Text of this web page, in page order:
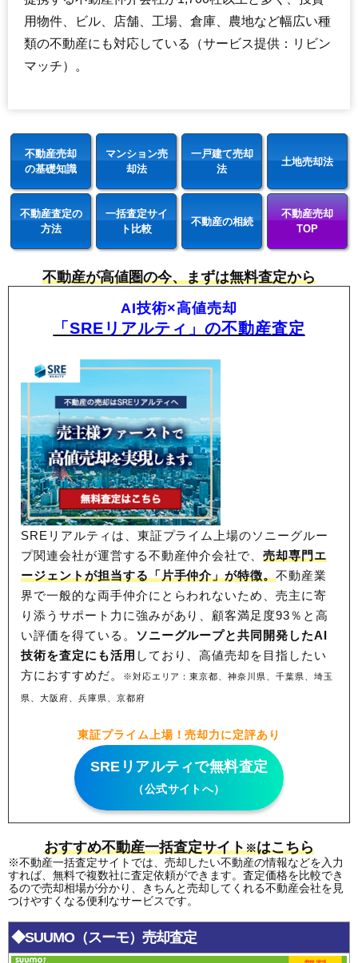
用物件、ビル、店舗、工場、倉庫、農地など幅広い種
類の不動産にも対応している（サービス提供：リビン
マッチ）。
不動産売却
の基礎知識
マンション売
却法
一戸建て売却
法
土地売却法
不動産査定の
方法
一括査定サイ
ト比較
不動産の相続
不動産売却
TOP
不動産が高値圏の今、まずは無料査定から
AI技術×高値売却
「SREリアルティ」の不動産査定
SREリアルティは、東証プライム上場のソニーグルー
プ関連会社が運営する不動産仲介会社で、売却専門エ
ージェントが担当する「片手仲介」が特徴。不動産業
界で一般的な両手仲介にとらわれないため、売主に寄
り添うサポート力に強みがあり、顧客満足度93％と高
い評価を得ている。 ソニーグループと共同開発したAI
技術を査定にも活用 しており、高値売却を目指したい
方におすすめだ。
※対応エリア：東京都、神奈川県、千葉県、埼玉
県、大阪府、兵庫県、京都府
東証プライム上場！売却力に定評あり
SREリアルティで無料査定
（公式サイトへ）
おすすめ不動産一括査定サイト※はこちら
※不動産一括査定サイトでは、売却したい不動産の情報などを入力
すれば、無料で複数社に査定依頼ができます。査定価格を比較でき
るので売却相場が分かり、きちんと売却してくれる不動産会社を見
つけやすくなる便利なサービスです。
◆SUUMO（スーモ）売却査定